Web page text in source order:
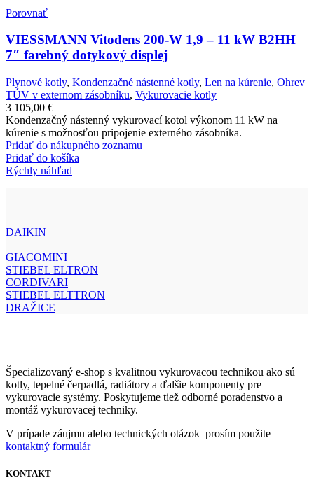
Porovnať
VIESSMANN Vitodens 200-W 1,9 – 11 kW B2HH
7″ farebný dotykový displej
Plynové kotly, Kondenzačné nástenné kotly, Len na kúrenie, Ohrev
TÚV v externom zásobníku, Vykurovacie kotly
3 105,00 €
Kondenzačný nástenný vykurovací kotol výkonom 11 kW na
kúrenie s možnosťou pripojenie externého zásobníka.
Pridať do nákupného zoznamu
Pridať do košíka
Rýchly náhľad
DAIKIN
GIACOMINI
STIEBEL ELTRON
CORDIVARI
STIEBEL ELTTRON
DRAŽICE
Špecializovaný e-shop s kvalitnou vykurovacou technikou ako sú
kotly, tepelné čerpadlá, radiátory a ďalšie komponenty pre
vykurovacie systémy. Poskytujeme tiež odborné poradenstvo a
montáž vykurovacej techniky.
V prípade záujmu alebo technických otázok prosím použite
kontaktný formulár
KONTAKT